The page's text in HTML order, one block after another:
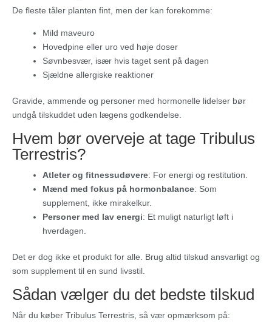
De fleste tåler planten fint, men der kan forekomme:
Mild maveuro
Hovedpine eller uro ved høje doser
Søvnbesvær, især hvis taget sent på dagen
Sjældne allergiske reaktioner
Gravide, ammende og personer med hormonelle lidelser bør
undgå tilskuddet uden lægens godkendelse.
Hvem bør overveje at tage Tribulus
Terrestris?
Atleter og fitnessudøvere: For energi og restitution.
Mænd med fokus på hormonbalance: Som
supplement, ikke mirakelkur.
Personer med lav energi: Et muligt naturligt løft i
hverdagen.
Det er dog ikke et produkt for alle. Brug altid tilskud ansvarligt og
som supplement til en sund livsstil.
Sådan vælger du det bedste tilskud
Når du køber Tribulus Terrestris, så vær opmærksom på: